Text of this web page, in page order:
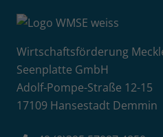
Wirtschaftsförderung
Seenplatte GmbH
Adolf-Pompe-Straße 12-15
17109 Hansestadt Demmin